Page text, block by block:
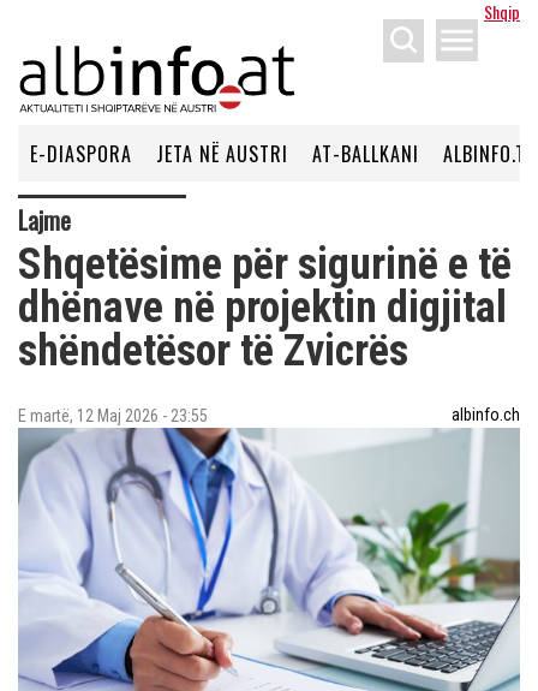
Shqip
menu
E-DIASPORA JETA NË AUSTRI AT-BALLKANI ALBINFO.TV
Lajme
Shqetësime për sigurinë e të
dhënave në projektin digjital
shëndetësor të Zvicrës
E martë, 12 Maj 2026 - 23:55 albinfo.ch